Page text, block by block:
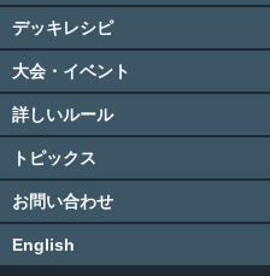
デッキレシピ
大会・イベント
詳しいルール
トピックス
お問い合わせ
English